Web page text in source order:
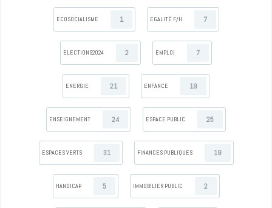
ECOSOCIALISME 1 EGALITÉ F/H 7
ELECTIONS2024 2 EMPLOI 7
ENERGIE 21 ENFANCE 19
ENSEIGNEMENT 24 ESPACE PUBLIC 25
ESPACES VERTS 31 FINANCES PUBLIQUES 19
HANDICAP 5 IMMOBILIER PUBLIC 2